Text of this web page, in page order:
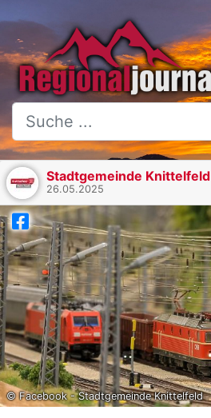
Stadtgemeinde Knittelfeld
26.05.2025
© Facebook - Stadtgemeinde Knittelfeld